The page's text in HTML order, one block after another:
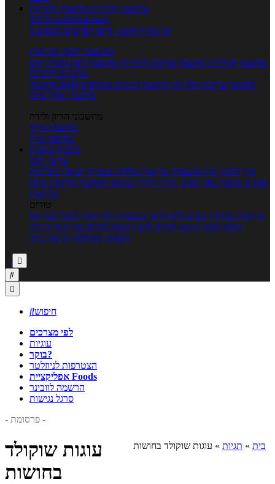
מחשבון קלוריות מחשבון קלוריות
מנוי FoodsDictionary
5 ימי ניסיון חינם - לחצו לפרטים נוספים
מחשבוני תזונה ובריאות
מחשבון קלוריות מחשבון שריפת קלוריות מחשבון דופק מטרה יחס
מותניים לירכיים
מחשבון BMI
מחשבון צריכת קלוריות מחשבון מינונים מומלצים
מחשבון אחוז שומן
מחשבוני הריון ולידה
מחשבון הריון
מחשבון ביוץ
כתבות כתבות
ערוצי תוכן
איך להכין בית ומשפחה בריאות מחלות ובעיות רפואה משלימה
ספורט וכושר גופני נשים, הריון ולידה טיפים והמלצות חדשות אוכל
ובריאות
טורים
בריאות בצלחת טעים ללא גלוטן טבעונות לבריאות לבשל כמו שף
תזונה לבטן רגועה מרזים ללא דיאטה מזיזים את הגוף הרזיה
ורפואה משלימה גורמה ביתי



חיפוש
לפי מצרכים
עוגיות
בוקר?
הצטרפות לניוזלטר
אפליקציית Foods
הרשמה לוובינר
סרגל נגישות
- פרסומת -
בית » תגיות » עוגות שוקולד בחושות
עוגות שוקולד
בחושות